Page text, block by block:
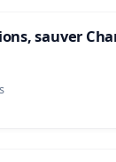
sauver